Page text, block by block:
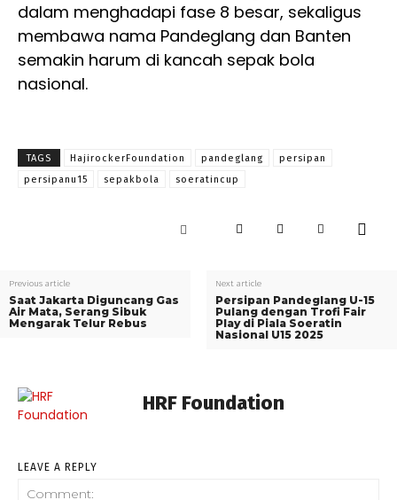
dalam menghadapi fase 8 besar, sekaligus
membawa nama Pandeglang dan Banten
semakin harum di kancah sepak bola
nasional.
TAGS HajirockerFoundation pandeglang
persipan
persipanu15
sepakbola soeratincup
Previous article
Saat Jakarta Diguncang Gas
Air Mata, Serang Sibuk
Mengarak Telur Rebus
Next article
Persipan Pandeglang U-15
Pulang dengan Trofi Fair
Play di Piala Soeratin
Nasional U15 2025
HRF Foundation
LEAVE A REPLY